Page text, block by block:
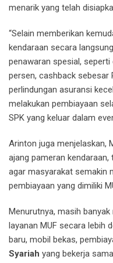
menarik yang telah
“Selain memberikan
kendaraan secara
penawaran spesial,
persen, cashback sebesar
perlindungan asuransi
melakukan pembiayaan
SPK yang keluar dalam
Arinton juga menjelaskan,
ajang pameran
agar masyarakat semakin
pembiayaan yang dimiliki
Menurutnya, masih
layanan MUF secara lebih
baru, mobil bekas,
Syariah yang bekerja